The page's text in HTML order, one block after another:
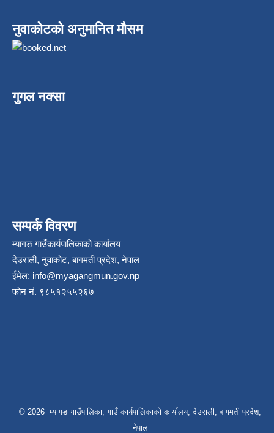
नुवाकोटको अनुमानित मौसम
गुगल नक्सा
सम्पर्क विवरण
म्यागङ गाउँकार्यपालिकाको कार्यालय
देउराली, नुवाकोट, बागमती प्रदेश, नेपाल
ईमेल: info@myagangmun.gov.np
फोन नं. ९८५१२५५२६७
© 2026 म्यागङ गाउँपालिका, गाउँ कार्यपालिकाको कार्यालय, देउराली, बागमती प्रदेश,
नेपाल